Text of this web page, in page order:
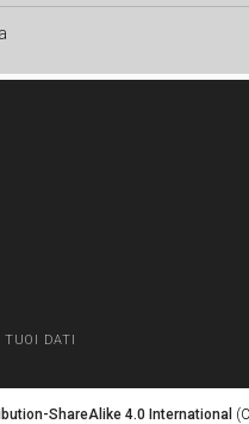
TUOI DATI
ShareAlike 4.0 International